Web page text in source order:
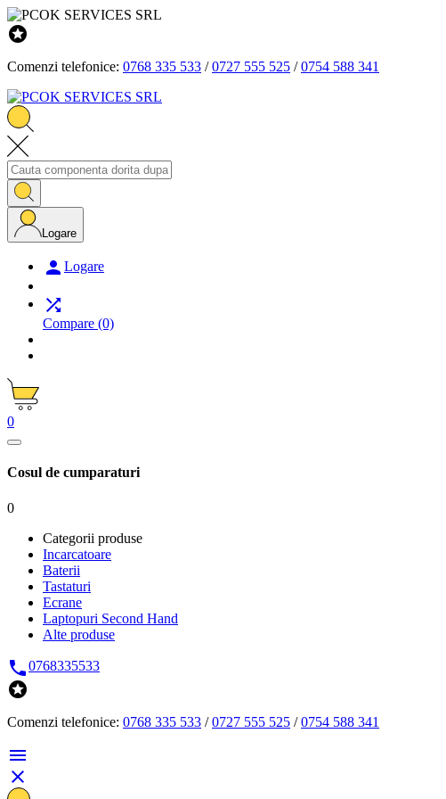

Comenzi telefonice: 0768 335 533 /0727 555 525 /0754 588 341
Logare
 Logare

Compare (0)
0
Cosul de cumparaturi
0
Categorii produse
Incarcatoare
Baterii
Tastaturi
Ecrane
Laptopuri Second Hand
Alte produse
0768335533

Comenzi telefonice: 0768 335 533 /0727 555 525 /0754 588 341

